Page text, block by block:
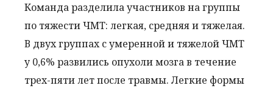
Команда разделила участников на группы
по тяжести ЧМТ: легкая, средняя и тяжелая.
В двух группах с умеренной и тяжелой ЧМТ
у 0,6% развились опухоли мозга в течение
трех-пяти лет после травмы. Легкие формы